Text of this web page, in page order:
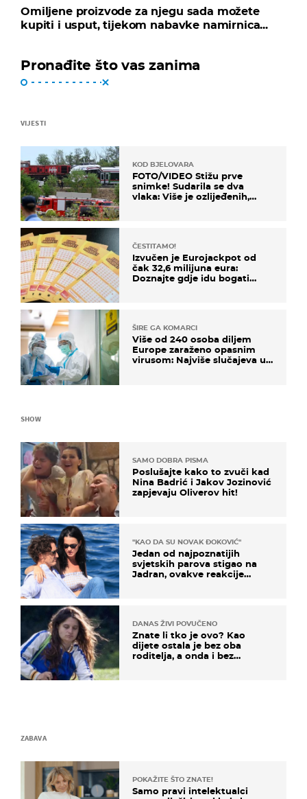
Omiljene proizvode za njegu sada možete
kupiti i usput, tijekom nabavke namirnica...
Pronađite što vas zanima
VIJESTI
KOD BJELOVARA
FOTO/VIDEO Stižu prve
snimke! Sudarila se dva
vlaka: Više je ozlijeđenih,
ČESTITAMO!
Izvučen je Eurojackpot od
čak 32,6 milijuna eura:
Doznajte gdje idu bogati
ŠIRE GA KOMARCI
Više od 240 osoba diljem
Europe zaraženo opasnim
virusom: Najviše slučajeva u
SHOW
SAMO DOBRA PISMA
Poslušajte kako to zvuči kad
Nina Badrić i Jakov Jozinović
zapjevaju Oliverov hit!
"KAO DA SU NOVAK ĐOKOVIĆ"
Jedan od najpoznatijih
svjetskih parova stigao na
Jadran, ovakve reakcije
DANAS ŽIVI POVUČENO
Znate li tko je ovo? Kao
dijete ostala je bez oba
roditelja, a onda i bez
ZABAVA
POKAŽITE ŠTO ZNATE!
Samo pravi intelektualci